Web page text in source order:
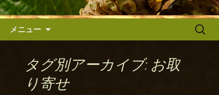
メニュー
検
タグ別アーカイブ: お取
り寄せ